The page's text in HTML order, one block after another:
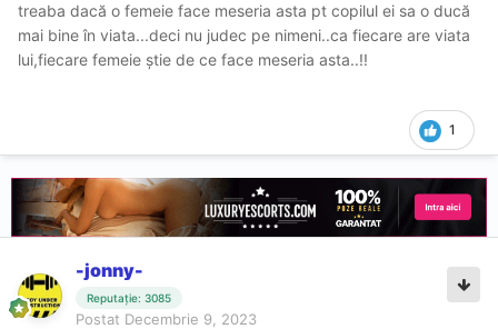
treaba dacă o femeie face meseria asta pt copilul ei sa o ducă
mai bine în viata...deci nu judec pe nimeni..ca fiecare are viata
lui,fiecare femeie știe de ce face meseria asta..!!
1
-jonny-
Reputație: 3085
Postat Decembrie 9, 2023